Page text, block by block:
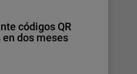
códigos QR
en dos meses